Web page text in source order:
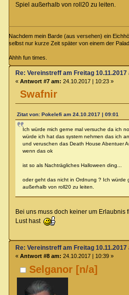
Spiel außerhalb von roll20 zu leiten.
Nachdem mein Barde (aus versehen) ein
selbst nur kurze Zeit später von einem der
Ahhh fun times.
Swafnir
Re: Vereinstreff am Freitag
« Antwort #7 am: 24.10.2017 | 10:23 »
Zitat von: Pokelefi am 24.10.2017 | 09:01
Ich würde mich gerne mal versuche da ich
würde ich hat das system nehmen das ich
und veruschen das Death House Abentuer
wenn das ok
ist so als Nachträgliches Halloween ding...
oder geht das nicht in Ordnung ? Ich würde
außerhalb von roll20 zu leiten.
Bei uns muss doch keiner um Erlaubnis
Lust hast
Selganor [n/a]
Re: Vereinstreff am Freitag
« Antwort #8 am: 24.10.2017 | 10:39 »